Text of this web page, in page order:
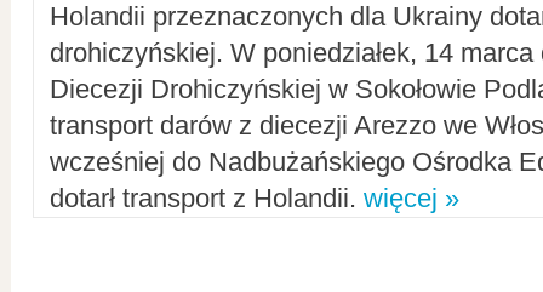
Holandii przeznaczonych dla Ukrainy
drohiczyńskiej. W poniedziałek, 14
Diecezji Drohiczyńskiej w Sokołowie
transport darów z diecezji Arezzo we
wcześniej do Nadbużańskiego Ośrodka
dotarł transport z Holandii. więcej »